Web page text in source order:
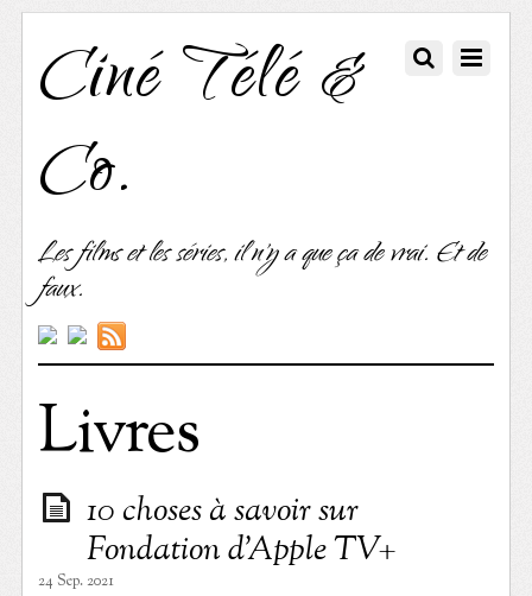
Ciné Télé &
Co.
Les films et les séries, il n'y a que ça de vrai. Et de
faux.
Livres
10 choses à savoir sur
Fondation d’Apple TV+
24 Sep. 2021